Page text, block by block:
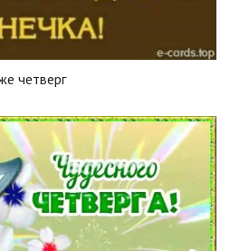
четверг